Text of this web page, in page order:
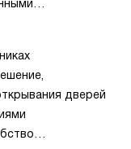
работу
в эксплуатации,
на кошелёк
дверей